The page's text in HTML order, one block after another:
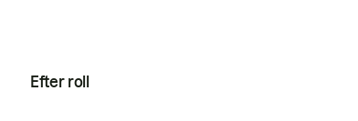
Efter roll